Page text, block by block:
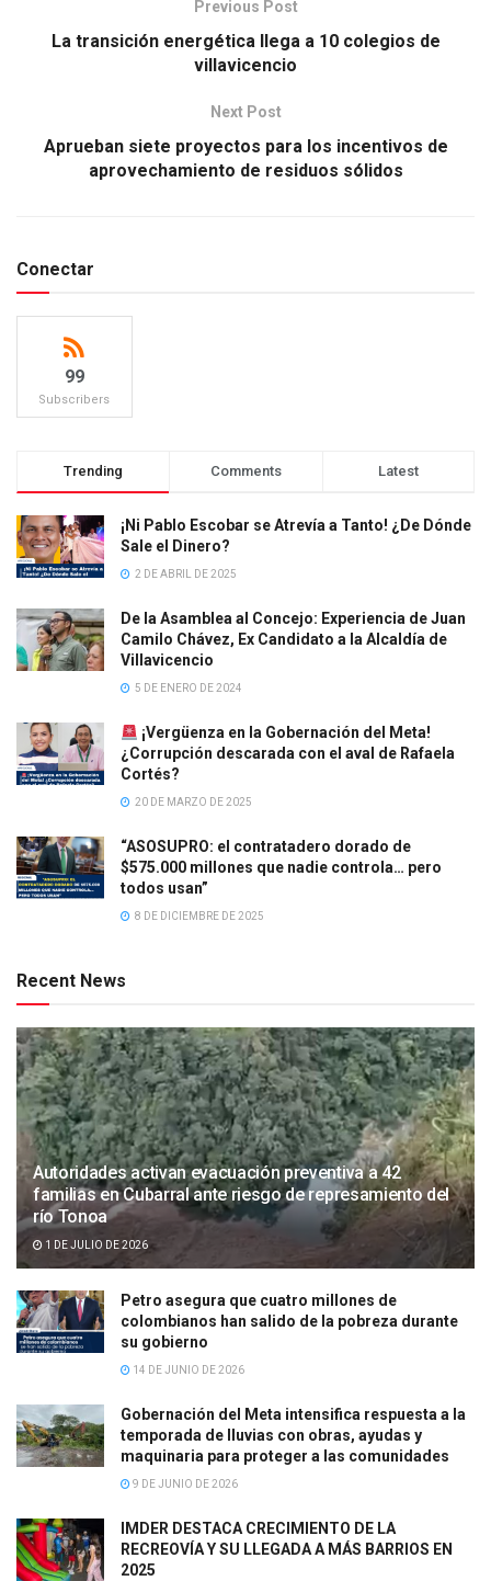
Previous Post
La transición energética llega a 10 colegios de
villavicencio
Next Post
Aprueban siete proyectos para los incentivos de
aprovechamiento de residuos sólidos
Conectar
99
Subscribers
Trending Comments Latest
¡Ni Pablo Escobar se Atrevía a Tanto! ¿De Dónde
Sale el Dinero?
2 DE ABRIL DE 2025
De la Asamblea al Concejo: Experiencia de Juan
Camilo Chávez, Ex Candidato a la Alcaldía de
Villavicencio
5 DE ENERO DE 2024
¡Vergüenza en la Gobernación del Meta!
¿Corrupción descarada con el aval de Rafaela
Cortés?
20 DE MARZO DE 2025
“ASOSUPRO: el contratadero dorado de
$575.000 millones que nadie controla… pero
todos usan”
8 DE DICIEMBRE DE 2025
Recent News
Autoridades activan evacuación preventiva a 42
familias en Cubarral ante riesgo de represamiento del
río Tonoa
1 DE JULIO DE 2026
Petro asegura que cuatro millones de
colombianos han salido de la pobreza durante
su gobierno
14 DE JUNIO DE 2026
Gobernación del Meta intensifica respuesta a la
temporada de lluvias con obras, ayudas y
maquinaria para proteger a las comunidades
9 DE JUNIO DE 2026
IMDER DESTACA CRECIMIENTO DE LA
RECREOVÍA Y SU LLEGADA A MÁS BARRIOS EN
2025